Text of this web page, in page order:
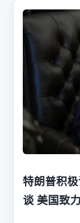
特朗普积
谈 美国致